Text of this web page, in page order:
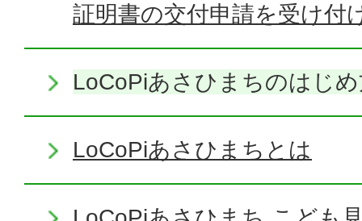
証明書の交付申請を受け付
LoCoPiあさひまちのはじ
LoCoPiあさひまちとは